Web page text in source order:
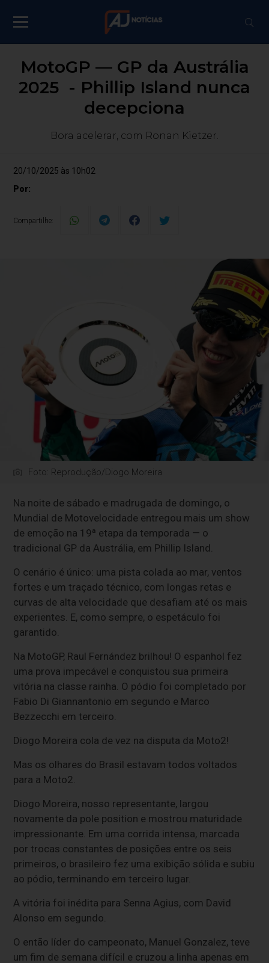
MotoGP — GP da Austrália
2025 - Phillip Island nunca
decepciona
Bora acelerar, com Ronan Kietzer.
20/10/2025 às 10h02
Por:
Compartilhe:
Foto: Reprodução/Diogo Moreira
Na noite de sábado e madrugada de domingo, o
Mundial de Motovelocidade entregou mais um show
de emoção na 19ª etapa da temporada — o
tradicional GP da Austrália, em Phillip Island.
O cenário é único: uma pista colada ao mar, ventos
fortes e um traçado técnico, com longas retas e
curvas de alta velocidade que desafiam até os mais
experientes. E, como sempre, o espetáculo foi
garantido.
Na MotoGP, Raul Fernández brilhou! O espanhol fez
uma prova impecável e conquistou sua primeira
vitória na classe rainha. O pódio foi completado por
Fabio Di Giannantonio em segundo e Marco
Bezzecchi em terceiro.
Diogo Moreira cola de vez na disputa da Moto2!
Mas os olhares do Brasil estavam todos voltados
para a Moto2.
Diogo Moreira, nosso representante, largou
novamente da pole position e mostrou maturidade
impressionante. Em uma corrida intensa, marcada
por trocas constantes de posições entre os seis
primeiros, o brasileiro fez uma exibição sólida e subiu
ao pódio, terminando em terceiro lugar.
A vitória foi inédita para Senna Agius, com David
Alonso em segundo.
O então líder do campeonato, Manuel Gonzalez, teve
um fim de semana difícil e cruzou a linha apenas em